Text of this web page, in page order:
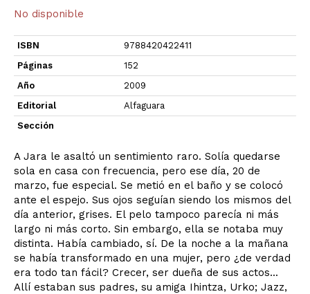
No disponible
ISBN
9788420422411
Páginas
152
Año
2009
Editorial
Alfaguara
Sección
A Jara le asaltó un sentimiento raro. Solía quedarse
sola en casa con frecuencia, pero ese día, 20 de
marzo, fue especial. Se metió en el baño y se colocó
ante el espejo. Sus ojos seguían siendo los mismos del
día anterior, grises. El pelo tampoco parecía ni más
largo ni más corto. Sin embargo, ella se notaba muy
distinta. Había cambiado, sí. De la noche a la mañana
se había transformado en una mujer, pero ¿de verdad
era todo tan fácil? Crecer, ser dueña de sus actos...
Allí estaban sus padres, su amiga Ihintza, Urko; Jazz,